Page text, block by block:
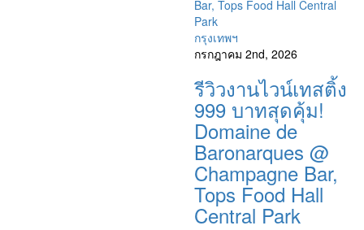
กรุงเทพฯ
กรกฎาคม 2nd, 2026
รีวิวงานไวน์เทสติ้ง
999 บาทสุดคุ้ม!
Domaine de
Baronarques @
Champagne Bar,
Tops Food Hall
Central Park